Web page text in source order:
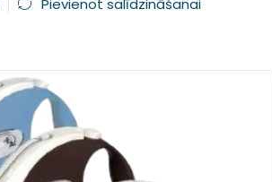
Pievienot salīdzināšanai